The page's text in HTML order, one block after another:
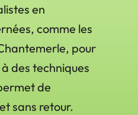
en
comme les
pour
des techniques
de
sans retour.